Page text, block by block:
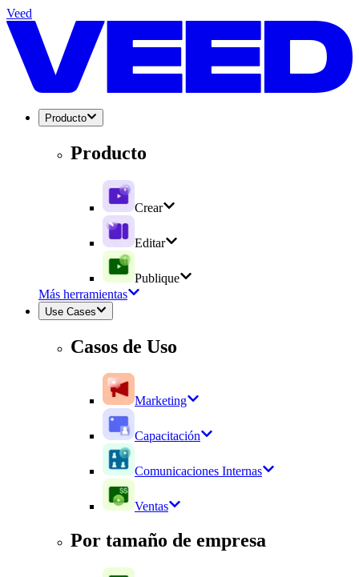
Veed
Producto
Producto
Crear
Editar
Publique
Más herramientas
Use Cases
Casos de Uso
Marketing
Capacitación
Comunicaciones Internas
Ventas
Por tamaño de empresa